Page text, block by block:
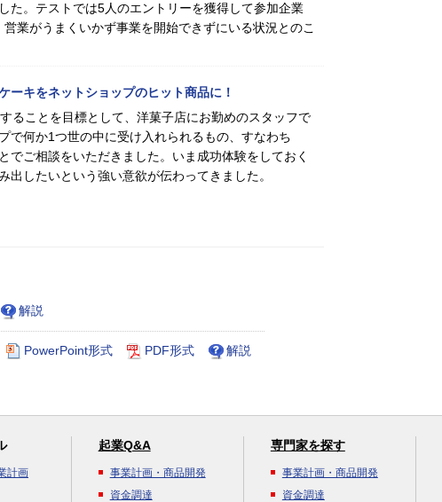
た。テストでは5人のエントリーを獲得して参加企業
業がうまくいかず事業を開始できずにいる状況とのこ
ーキをネットショップのヒット商品に！
ることを目標として、洋菓子店にお勤めのスタッフで
で何か1つ世の中に受け入れられるもの、すなわち
でご相談をいただきました。いま成功体験をしておく
出したいという強い意欲が伝わってきました。
解説
PowerPoint形式 PDF形式 解説
計画
起業Q&A
事業計画・商品開発
資金調達
専門家を探す
事業計画・商品開発
資金調達